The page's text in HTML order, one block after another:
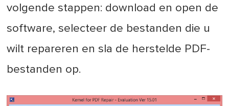
volgende stappen: download en open de
software, selecteer de bestanden die u
wilt repareren en sla de herstelde PDF-
bestanden op.